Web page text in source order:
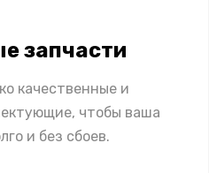
запчасти
качественные и
чтобы ваша
и без сбоев.